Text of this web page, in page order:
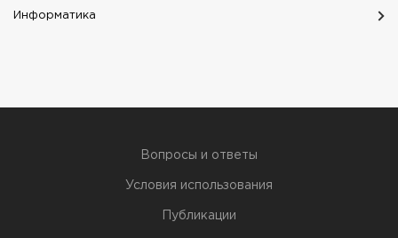
Информатика
Вопросы и ответы
Условия использования
Публикации